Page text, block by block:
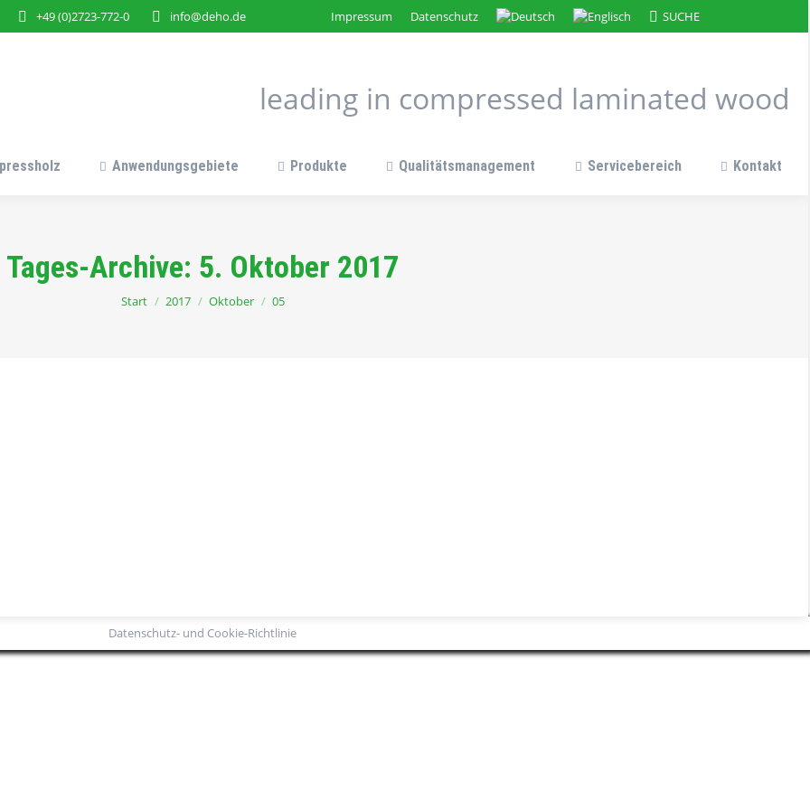
+49 (0)2723-772-0 info@deho.de Impressum Datenschutz Search:
SUCHE
leading in compressed laminated wood
Anwendungsgebiete Produkte Qualitätsmanagement Servicebereich Kontakt
Tages-Archive: 5. Oktober 2017
Sie befinden sich hier:
Start 2017 Oktober 05
Datenschutz- und Cookie-Richtlinie